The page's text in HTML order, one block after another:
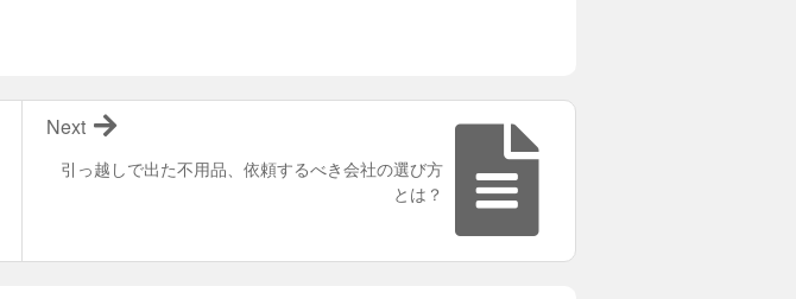
引っ越しで出た不用品、依頼するべき会社の選び方
とは？
Next